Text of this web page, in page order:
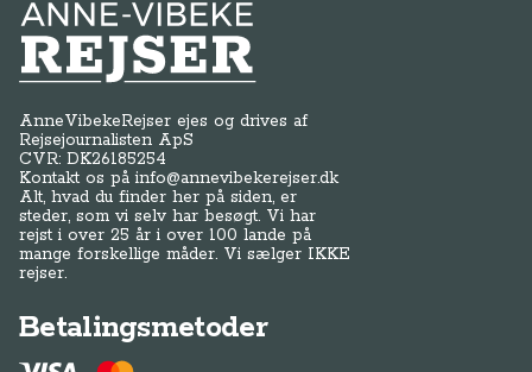
Anne-Vibeke Rejser
AnneVibekeRejser ejes og drives af
Rejsejournalisten ApS
CVR: DK26185254
Kontakt os påinfo@annevibekerejser.dk
Alt, hvad du finder her på siden, er
steder, som vi selv har besøgt. Vi har
rejst i over 25 år i over 100 lande på
mange forskellige måder. Vi sælger IKKE
rejser.
Betalingsmetoder